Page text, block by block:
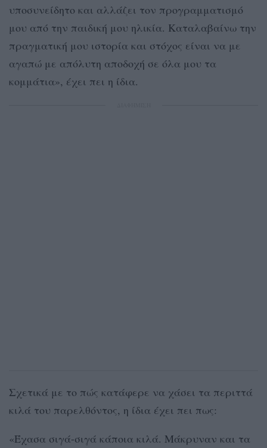
υποσυνείδητο και αλλάζει τον προγραμματισμό
μου από την παιδική μου ηλικία. Καταλαβαίνω την
πραγματική μου ιστορία και στόχος είναι να με
αγαπώ με απόλυτη αποδοχή σε όλα μου τα
κομμάτια», έχει πει η ίδια.
Σχετικά με το πώς κατάφερε να χάσει τα περιττά
κιλά του παρελθόντος, η ίδια έχει πει πως:
«Έχασα σιγά-σιγά κάποια κιλά. Μάκρυναν και τα